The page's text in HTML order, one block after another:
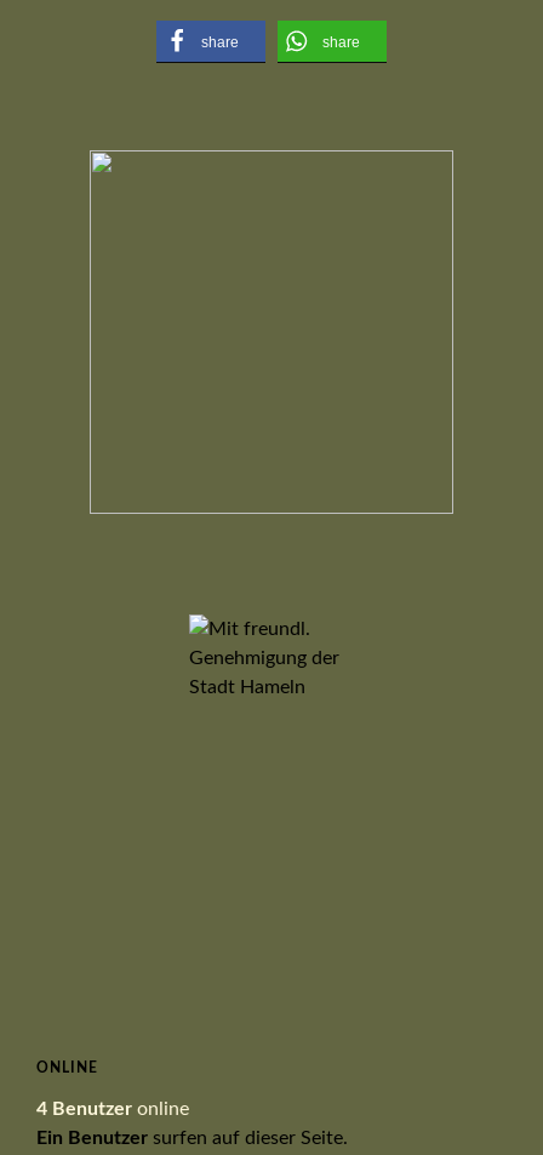
share share
ONLINE
4 Benutzer online
Ein Benutzer surfen auf dieser Seite.